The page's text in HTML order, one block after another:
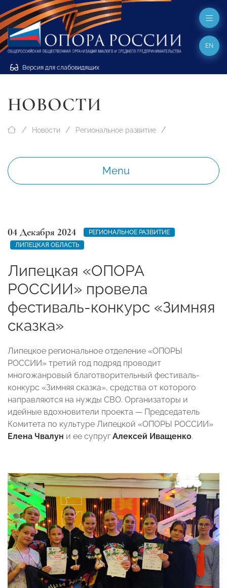
Версия для слабовидящих
EN
НОВОСТИ
Новости Региональное развитие
Menu
04 Декабря 2024
РЕГИОНАЛЬНОЕ РАЗВИТИЕ
ЛИПЕЦКАЯ ОБЛАСТЬ
Липецкая «ОПОРА
РОССИИ» провела
фестиваль-конкурс «Зимняя
сказка»
Липецкое региональное отделение «ОПОРЫ
РОССИИ» третий год подряд проводит
многожанровый благотворительный фестиваль-
конкурс «Зимняя сказка», средства от которого
направляются на нужды СВО. Организаторы и
идейные вдохновители проекта — Председатель
Комитета по культуре Липецкой «ОПОРЫ РОССИИ»
Елена Чвалун и ее супруг Алексей Иващенко.